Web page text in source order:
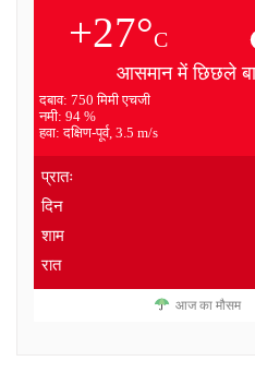
+27°C
आसमान में छिछले
दबाव: 750 मिमी एचजी
नमी: 94 %
हवा: दक्षिण-पूर्व, 3.5 m/s
प्रातः
दिन
शाम
रात
आज का मौसम